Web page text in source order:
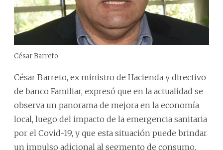
César Barreto
César Barreto, ex ministro de Hacienda y directivo
de banco Familiar, expresó que en la actualidad se
observa un panorama de mejora en la economía
local, luego del impacto de la emergencia sanitaria
por el Covid-19, y que esta situación puede brindar
un impulso adicional al segmento de consumo,